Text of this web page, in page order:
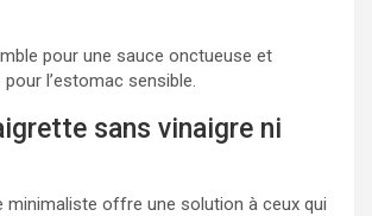
pour une sauce onctueuse et
l’estomac sensible.
sans vinaigre ni
minimaliste offre une solution à ceux qui